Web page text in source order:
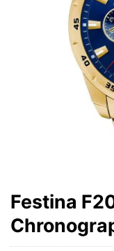
Festina